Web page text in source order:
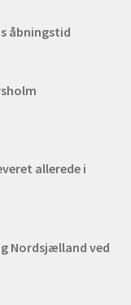
åbningstid
allerede i
Nordsjælland ved